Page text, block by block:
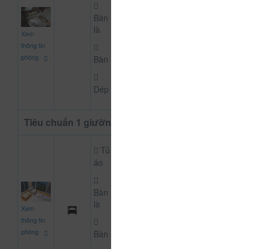
Xem
thông tin
phòng
Bàn
là
Bàn
Dép
Tiêu chuẩn 1 giường
Xem
thông tin
phòng
Tủ
áo
Bàn
là
Bàn